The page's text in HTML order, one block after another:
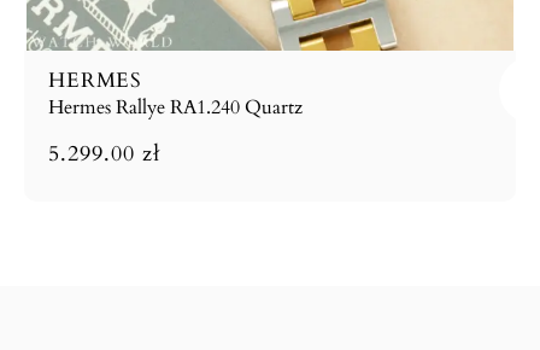
HERMES
Hermes Rallye RA1.240 Quartz
5.299.00 zł